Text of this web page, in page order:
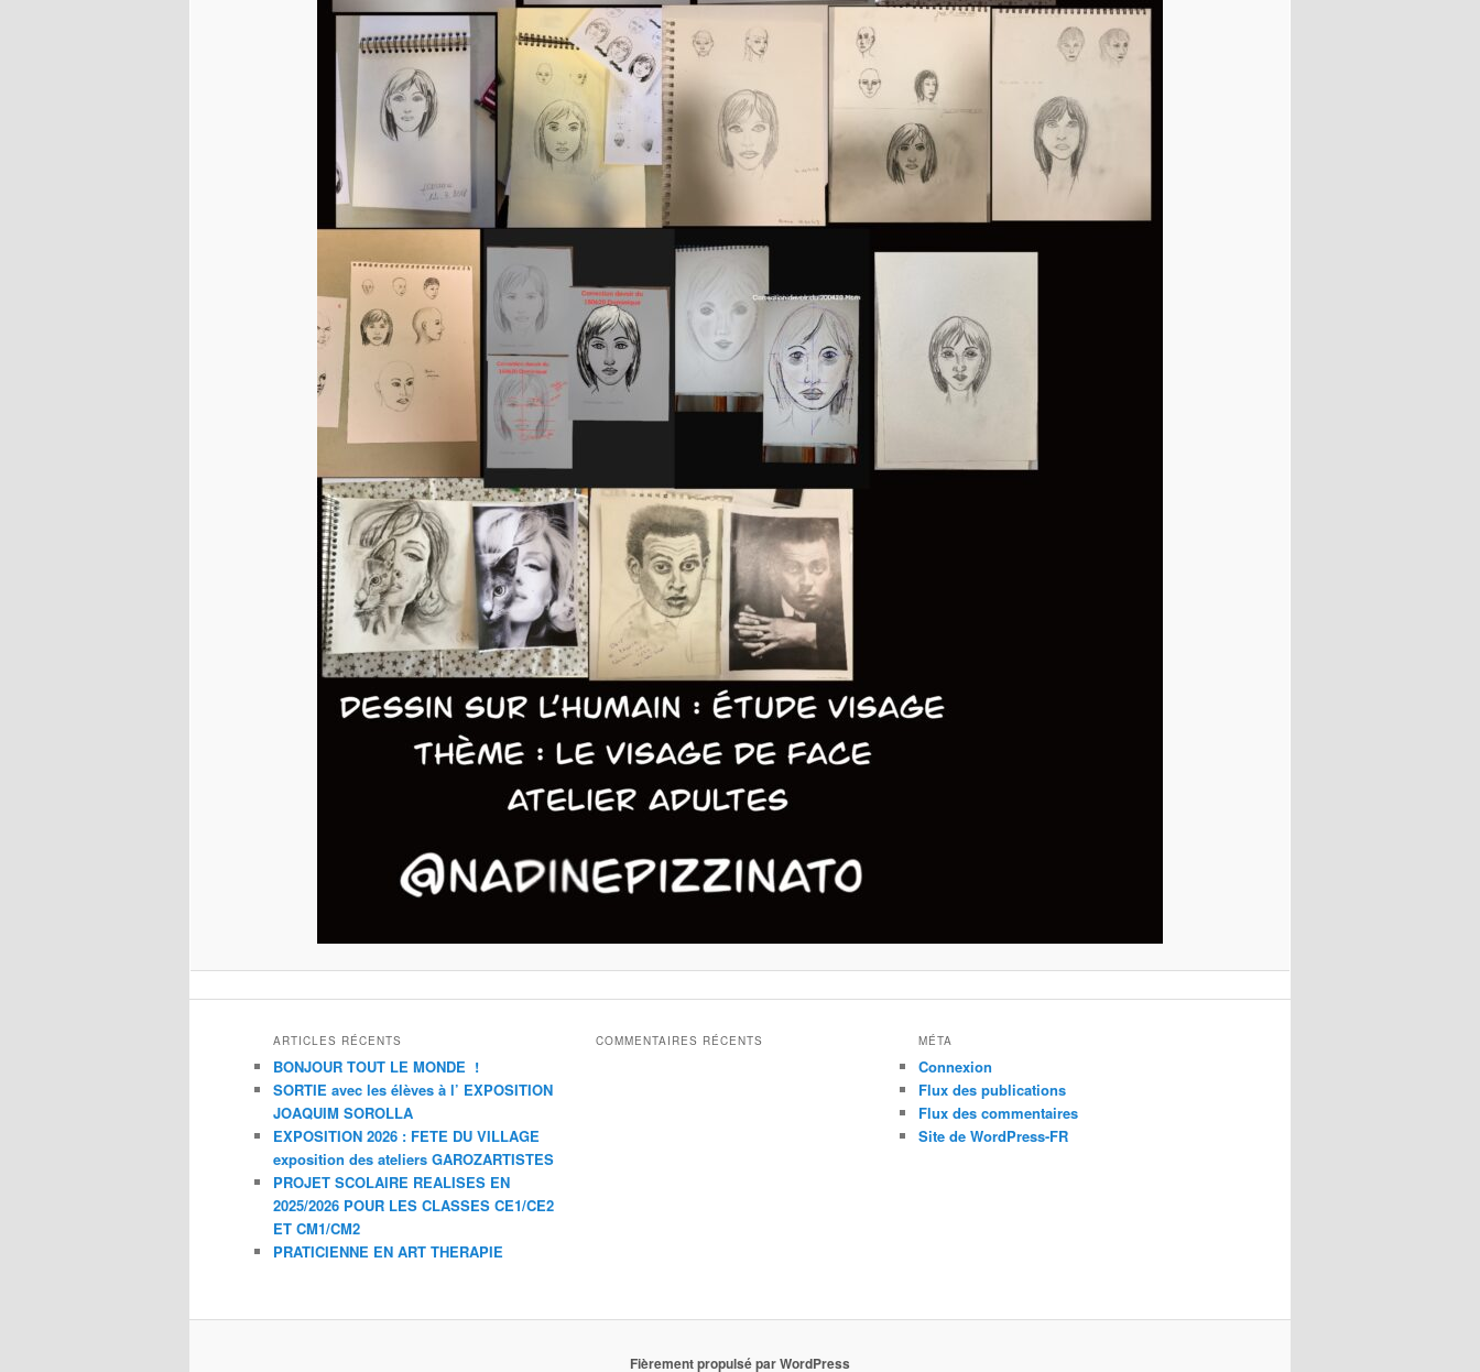
ARTICLES RÉCENTS
BONJOUR TOUT LE MONDE !
SORTIE avec les élèves à l’ EXPOSITION
JOAQUIM SOROLLA
EXPOSITION 2026 : FETE DU VILLAGE
exposition des ateliers GAROZARTISTES
PROJET SCOLAIRE REALISES EN
2025/2026 POUR LES CLASSES CE1/CE2
ET CM1/CM2
PRATICIENNE EN ART THERAPIE
COMMENTAIRES RÉCENTS MÉTA
Connexion
Flux des publications
Flux des commentaires
Site de WordPress-FR
Fièrement propulsé par WordPress